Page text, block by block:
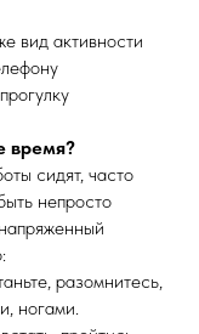
вид активности
время?
сидят, часто
непросто
разомнитесь,
ногами.